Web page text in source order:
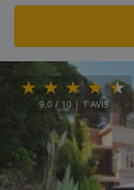
9.0/ 10 | 1 AVIS